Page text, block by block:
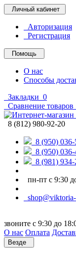
Личный кабинет
Авторизация
Регистрация
Помощь
О нас
Способы
Закладки 0
Сравнение товаров
8 (812) 980-92-20
8 (950)
8 (950)
8 (981)
пн-пт с 9:30
звоните с 9:30 до
О нас Оплата
Везде